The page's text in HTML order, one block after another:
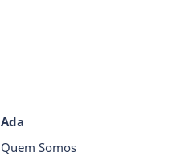
Ada
Quem Somos